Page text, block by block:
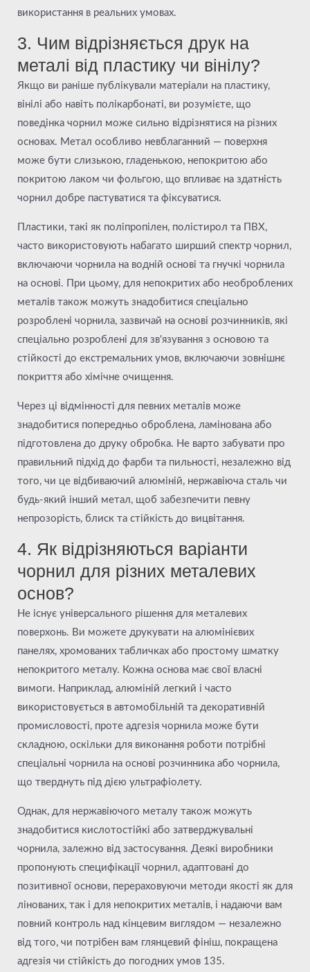
використання в реальних умовах.
3. Чим відрізняється друк на
металі від пластику чи вінілу?
Якщо ви раніше публікували матеріали на пластику,
вінілі або навіть полікарбонаті, ви розумієте, що
поведінка чорнил може сильно відрізнятися на різних
основах. Метал особливо невблаганний — поверхня
може бути слизькою, гладенькою, непокритою або
покритою лаком чи фольгою, що впливає на здатність
чорнил добре пастуватися та фіксуватися.
Пластики, такі як поліпропілен, полістирол та ПВХ,
часто використовують набагато ширший спектр чорнил,
включаючи чорнила на водній основі та гнучкі чорнила
на основі. При цьому, для непокритих або необроблених
металів також можуть знадобитися спеціально
розроблені чорнила, зазвичай на основі розчинників, які
спеціально розроблені для зв'язування з основою та
стійкості до екстремальних умов, включаючи зовнішнє
покриття або хімічне очищення.
Через ці відмінності для певних металів може
знадобитися попередньо оброблена, ламінована або
підготовлена до друку обробка. Не варто забувати про
правильний підхід до фарби та пильності, незалежно від
того, чи це відбиваючий алюміній, нержавіюча сталь чи
будь-який інший метал, щоб забезпечити певну
непрозорість, блиск та стійкість до вицвітання.
4. Як відрізняються варіанти
чорнил для різних металевих
основ?
Не існує універсального рішення для металевих
поверхонь. Ви можете друкувати на алюмінієвих
панелях, хромованих табличках або простому шматку
непокритого металу. Кожна основа має свої власні
вимоги. Наприклад, алюміній легкий і часто
використовується в автомобільній та декоративній
промисловості, проте адгезія чорнила може бути
складною, оскільки для виконання роботи потрібні
спеціальні чорнила на основі розчинника або чорнила,
що тверднуть під дією ультрафіолету.
Однак, для нержавіючого металу також можуть
знадобитися кислотостійкі або затверджувальні
чорнила, залежно від застосування. Деякі виробники
пропонують специфікації чорнил, адаптовані до
позитивної основи, перераховуючи методи якості як для
лінованих, так і для непокритих металів, і надаючи вам
повний контроль над кінцевим виглядом — незалежно
від того, чи потрібен вам глянцевий фініш, покращена
адгезія чи стійкість до погодних умов 135.